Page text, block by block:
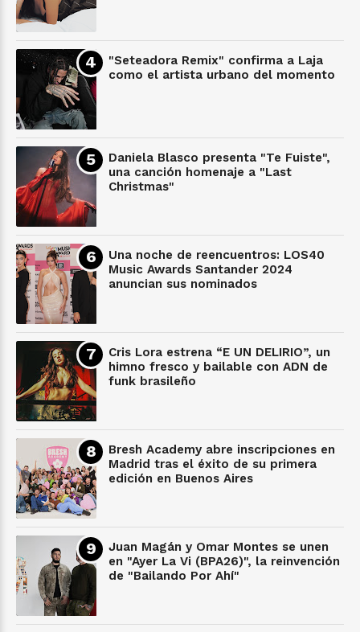
"Seteadora Remix" confirma a Laja
como el artista urbano del momento
Daniela Blasco presenta "Te Fuiste",
una canción homenaje a "Last
Christmas"
Una noche de reencuentros: LOS40
Music Awards Santander 2024
anuncian sus nominados
Cris Lora estrena “E UN DELIRIO”, un
himno fresco y bailable con ADN de
funk brasileño
Bresh Academy abre inscripciones en
Madrid tras el éxito de su primera
edición en Buenos Aires
Juan Magán y Omar Montes se unen
en "Ayer La Vi (BPA26)", la reinvención
de "Bailando Por Ahí"